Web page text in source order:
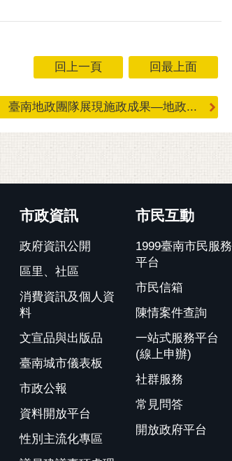
回上一頁 回最上面
臺南地政團隊展現施政成果—地政...
市政資訊
政府資訊公開
區里、社區
消費資訊及個人資
料
文宣品與出版品
臺南城市儀表板
市政公報
資料開放平台
性別主流化專區
市民互動
1999臺南市民服務
平台
市民信箱
陳情案件查詢
一站式服務平台
(線上申辦)
社群服務
常見問答
開放政府平台